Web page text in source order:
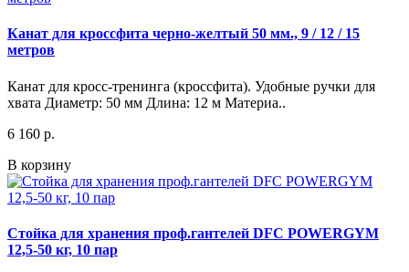
Канат для кроссфита черно-желтый 50 мм., 9 / 12 / 15
метров
Канат для кросс-тренинга (кроссфита). Удобные ручки для
хвата Диаметр: 50 мм Длина: 12 м Материа..
6 160 р.
В корзину
Стойка для хранения проф.гантелей DFC POWERGYM
12,5-50 кг, 10 пар